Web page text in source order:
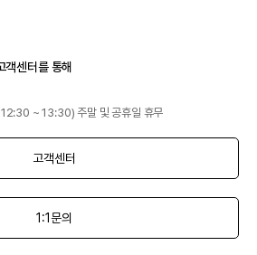
객센터를 통해
~ 13:30) 주말 및 공휴일 휴무
고객센터
1:1문의